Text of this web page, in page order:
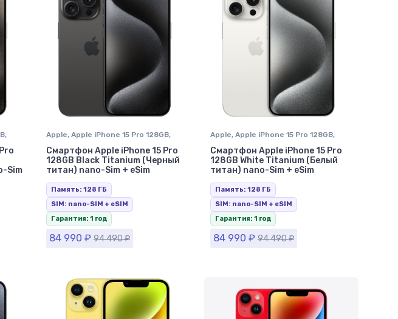
,
Sim
Apple, Apple iPhone 15 Pro 128GB,
iPhone 15 Pro , iPhone в Ставрополе
Смартфон Apple iPhone 15 Pro
128GB Black Titanium (Черный
титан) nano-Sim + eSim
Память: 128 ГБ
SIM: nano-SIM + eSIM
Гарантия: 1 год
84 990 ₽ 94 490₽
Apple, Apple iPhone 15 Pro 128GB,
iPhone 15 Pro , iPhone в Ставрополе
Смартфон Apple iPhone 15 Pro
128GB White Titanium (Белый
титан) nano-Sim + eSim
Память: 128 ГБ
SIM: nano-SIM + eSIM
Гарантия: 1 год
84 990 ₽ 94 490₽